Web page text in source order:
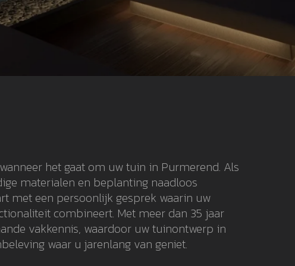
het gaat om uw tuin in Purmerend. Als
materialen en beplanting naadloos
met een persoonlijk gesprek waarin uw
combineert. Met meer dan 35 jaar
vakkennis, waardoor uw tuinontwerp in
waar u jarenlang van geniet.